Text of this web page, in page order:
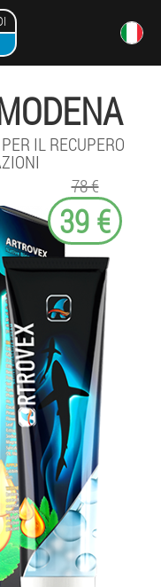
IL RECUPERO
78 €
39 €